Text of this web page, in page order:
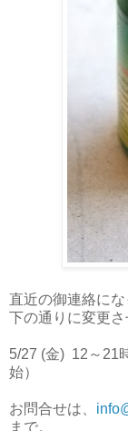
直近の御連絡に
下の通りに変更さ
5/27 (金) 12～21
始）
お問合せは、
まで。